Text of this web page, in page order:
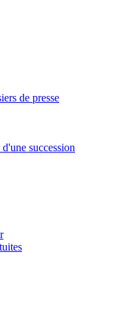
de presse
succession